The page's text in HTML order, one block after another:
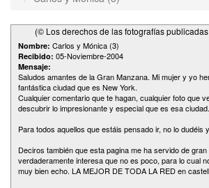
(© Los derechos de las fotografías
Nombre: Carlos y Mónica (3)
Recibido: 05-Noviembre-2004
Mensaje:
Saludos amantes de la Gran Manzana. Mi mujer y yo
fantástica ciudad que es New York.
Cualquier comentario que te hagan, cualquier foto que
descubrir lo impresionante y especial que es esa ciudad.
Para todos aquellos que estáis pensado ir, no lo
Deciros también que esta pagina me ha servido de
verdaderamente interesa que no es poco, para lo cual
muy bien echo. LA MEJOR DE TODA LA RED en